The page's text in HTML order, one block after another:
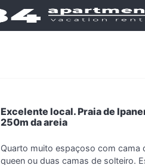
Excelente local. Praia de
250m da areia
Quarto muito espaçoso com cama
queen ou duas camas de solteiro.